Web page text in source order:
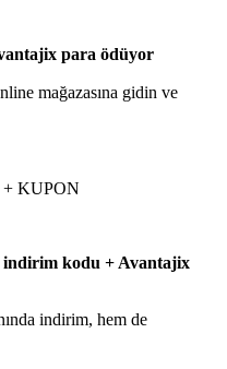
para ödüyor
mağazasına gidin ve
KUPON
indirim kodu + Avantajix
indirim, hem de